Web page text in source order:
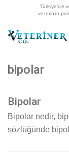
geç
Türkiye’de
veteriner
bipolar
Bipolar
Bipolar nedir,
sözlüğünde